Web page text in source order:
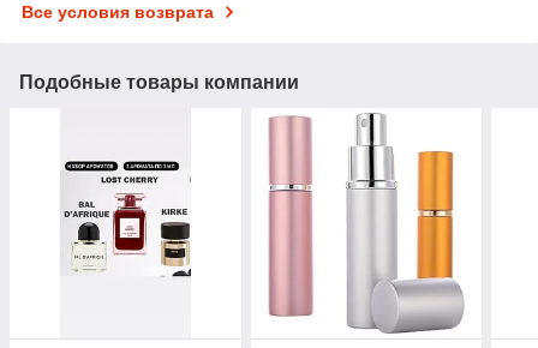
Все условия возврата
Подобные товары компании